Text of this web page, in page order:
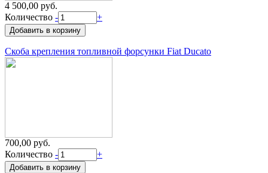
4 500,00 руб.
Количество - +
Скоба крепления топливной форсунки Fiat Ducato
700,00 руб.
Количество - +